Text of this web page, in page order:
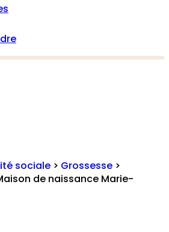
sociale > Grossesse >
de naissance Marie-